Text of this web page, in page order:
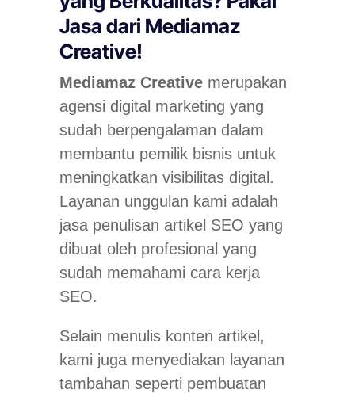
Jasa dari Mediamaz
Creative!
Mediamaz Creative merupakan
agensi digital marketing yang
sudah berpengalaman dalam
membantu pemilik bisnis untuk
meningkatkan visibilitas digital.
Layanan unggulan kami adalah
jasa penulisan artikel SEO yang
dibuat oleh profesional yang
sudah memahami cara kerja
SEO.
Selain menulis konten artikel,
kami juga menyediakan layanan
tambahan seperti pembuatan